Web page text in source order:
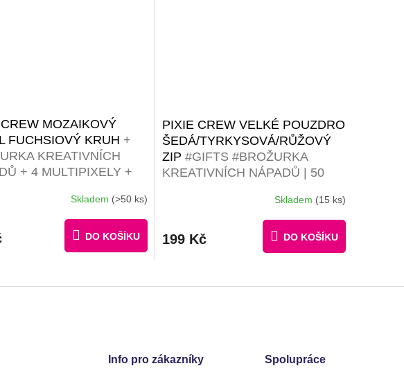
MOZAIKOVÝ
FUCHSIOVÝ KRUH +
KREATIVNÍCH
+ 4 MULTIPIXELY +
Skladem (>50 ks)
DO KOŠÍKU
PIXIE CREW VELKÉ POUZDRO
ŠEDÁ/TYRKYSOVÁ/RŮŽOVÝ
ZIP #GIFTS #BROŽURKA
KREATIVNÍCH NÁPADŮ | 50
Skladem (15 ks)
199 Kč DO KOŠÍKU
Info pro zákazníky Spolupráce